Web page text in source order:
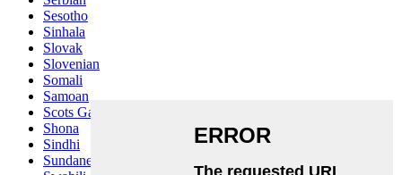
Sesotho
Sinhala
Slovak
Slovenian
Somali
Samoan
Scots Gaelic
Shona
Sindhi
Sundanese